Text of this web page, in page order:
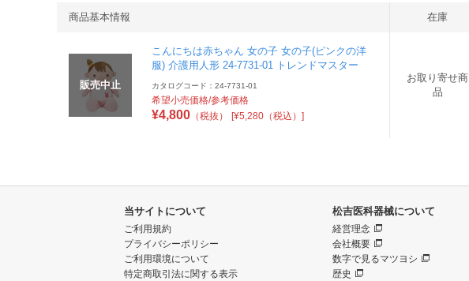
商品基本情報 在庫
販売中止
こんにちは赤ちゃん 女の子 女の子(ピンクの洋
服) 介護用人形 24-7731-01 トレンドマスター
カタログコード：24-7731-01
希望小売価格/参考価格
¥4,800 （税抜） [¥5,280（税込）]
お取り寄せ商
品
当サイトについて
ご利用規約
プライバシーポリシー
ご利用環境について
特定商取引法に関する表示
松吉医科器械について
経営理念
会社概要
数字で見るマツヨシ
歴史